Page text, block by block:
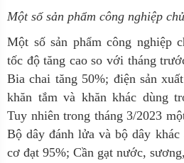
Một số sản phẩm công nghiệp
Một số sản phẩm công nghiệp
tốc độ tăng cao so với tháng
Bia chai tăng 50%; điện sản
khăn tắm và khăn khác dùng
Tuy nhiên trong tháng 3/2023
Bộ dây đánh lửa và bộ dây
cơ đạt 95%; Cần gạt nước,